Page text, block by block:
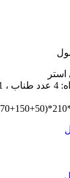
اقلام